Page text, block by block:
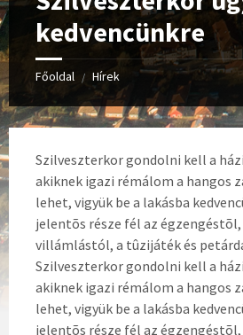
kedvencünkre
Főoldal / Hírek
Szilveszterkor gondolni kell a
akiknek igazi rémálom a hangos
lehet, vigyük be a lakásba
jelentõs része fél az
villámlástól, a tûzijáték és
Szilveszterkor gondolni kell a
akiknek igazi rémálom a hangos
lehet, vigyük be a lakásba
jelentõs része fél az